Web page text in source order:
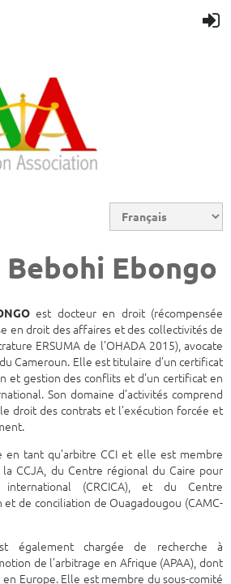
Ebongo
est docteur en droit (récompensée
en droit des affaires et des collectivités de
ERSUMA de l’OHADA 2015), avocate
Cameroun. Elle est titulaire d’un certificat
et gestion des conflits et d’un certificat en
Son domaine d’activités comprend
droit des contrats et l’exécution forcée et
en tant qu’arbitre CCI et elle est membre
la CCJA, du Centre régional du Caire pour
international (CRCICA), et du Centre
et de conciliation de Ouagadougou (CAMC-
également chargée de recherche à
de l’arbitrage en Afrique (APAA), dont
Europe. Elle est membre du sous-comité